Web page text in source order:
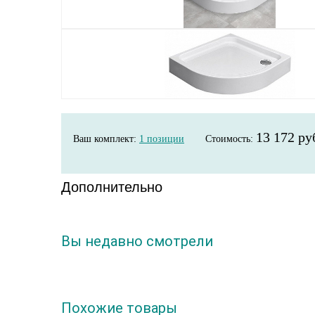
Ваш комплект: 1 позиции Стоимость: 13 172
Дополнительно
Вы недавно смотрели
Похожие товары